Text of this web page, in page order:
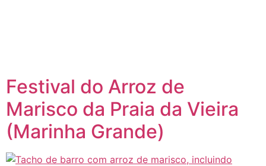
Festival do Arroz de
Marisco da Praia da Vieira
(Marinha Grande)